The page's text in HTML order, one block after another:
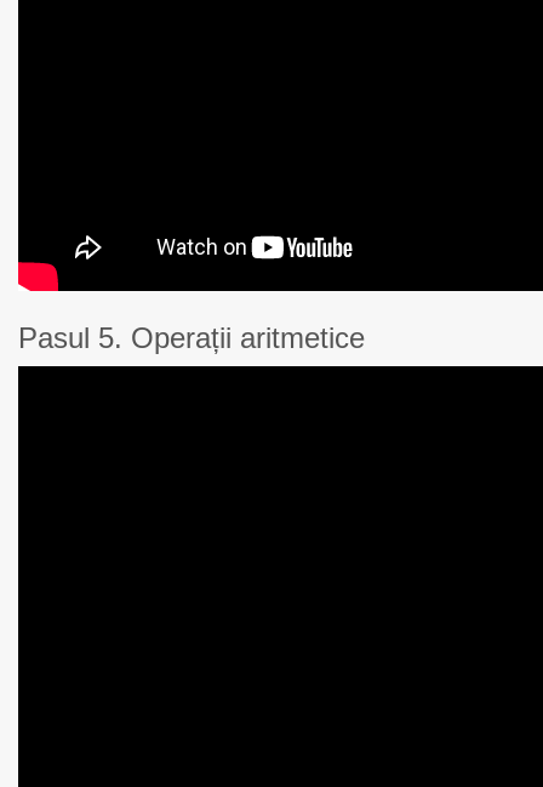
Pasul 5. Operații aritmetice